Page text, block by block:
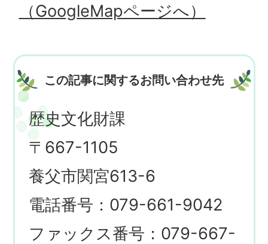
（GoogleMapページへ）
この記事に関するお問い合わせ先
歴史文化財課
〒667-1105
養父市関宮613-6
電話番号：079-661-9042
ファックス番号：079-667-